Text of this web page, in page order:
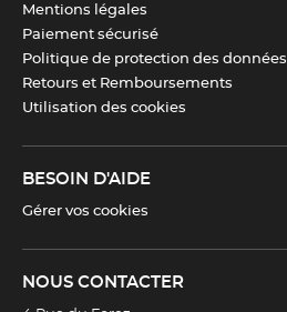
Mentions légales
Paiement sécurisé
Politique de protection des données
Retours et Remboursements
Utilisation des cookies
BESOIN D'AIDE
Gérer vos cookies
NOUS CONTACTER